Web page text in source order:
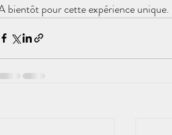
bientôt pour cette expérience unique.